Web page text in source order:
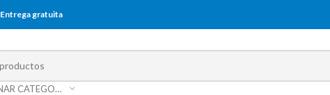
Entrega gratuita
SELECCIONAR CATEGORÍA